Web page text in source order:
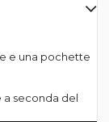
e una pochette
seconda del